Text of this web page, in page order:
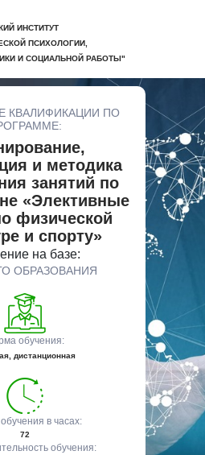
ИНСТИТУТ
ПСИХОЛОГИИ,
И СОЦИАЛЬНОЙ РАБОТЫ"
КВАЛИФИКАЦИИ ПО
и методика
занятий по
«Элективные
физической
и спорту»
на базе:
ОБРАЗОВАНИЯ
обучения:
дистанционная
в часах:
72
обучения: